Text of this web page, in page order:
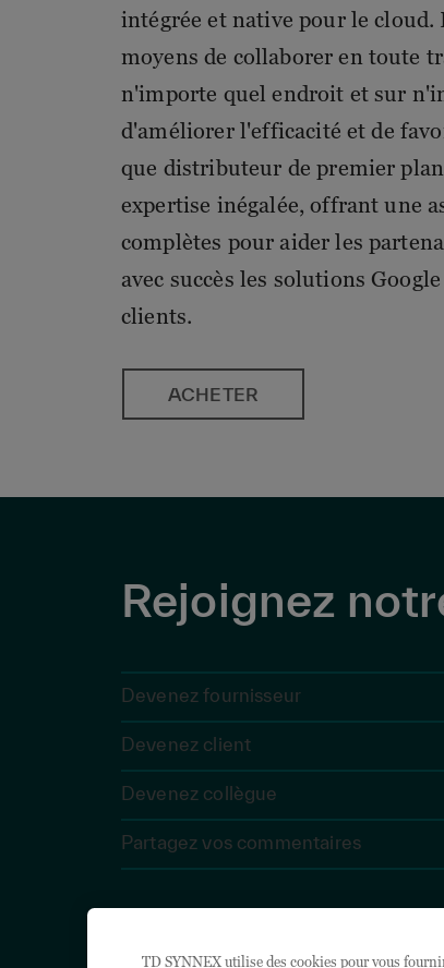
intégrée et native pour le cloud.
moyens de collaborer en toute
n'importe quel endroit et sur
d'améliorer l'efficacité et de
que distributeur de premier
expertise inégalée, offrant une
complètes pour aider les
avec succès les solutions
clients.
ACHETER
Rejoignez
Devenez fournisseur
Devenez client
Devenez collègue
Partagez vos commentaires
slogans associés sont des marques de commerce ou des
TD SYNNEX utilise des cookies pour vous